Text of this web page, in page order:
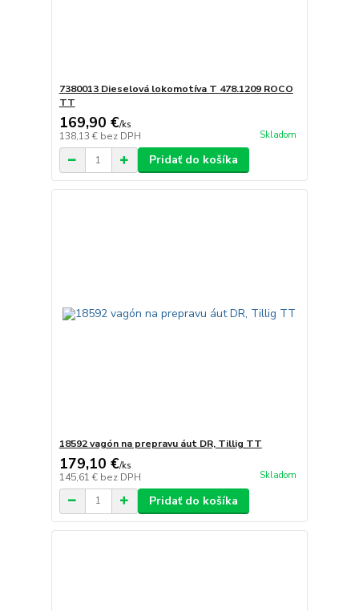
7380013 Dieselová lokomotíva T 478.1209 ROCO
TT
169,90 €/ks
138,13 € bez DPH Skladom
Pridať do košíka
18592 vagón na prepravu áut DR, Tillig TT
179,10 €/ks
145,61 € bez DPH Skladom
Pridať do košíka